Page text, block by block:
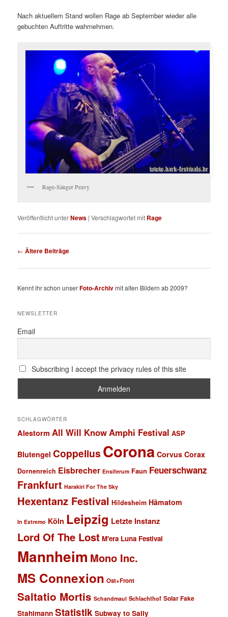
Nach aktuellem Stand wollen Rage ab September wieder alle
gebuchten Auftritte wahrnehmen.
Rage-Sänger Peavy
Veröffentlicht unterNews |Verschlagwortet mit Rage
Beitragsnavigation
← Ältere Beiträge
Kennt ihr schon unserFoto-Archivmit alten Bildern ab 2009?
NEWSLETTER
Email
Subscribing I accept the privacy rules of this site
SCHLAGWÖRTER
Alestorm All Will KnowAmphi Festival ASP
Blutengel Coppelius Corona Corvus Corax
Dornenreich Eisbrecher Ensiferum Faun Feuerschwanz
Frankfurt Harakiri For The Sky
Hexentanz Festival Hildesheim Hämatom
In Extremo Köln Leipzig Letzte Instanz
Lord Of The Lost M'era Luna Festival
Mannheim Mono Inc.
MS Connexion Ost+Front
Saltatio Mortis Schandmaul Schlachthof Solar Fake
Stahlmann Statistik Subway to Sally